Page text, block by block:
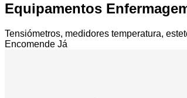
Equipamentos
Tensiómetros, medidores temperatura,
Encomende Já